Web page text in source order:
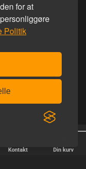
for at
Politik
Kontakt Din kurv